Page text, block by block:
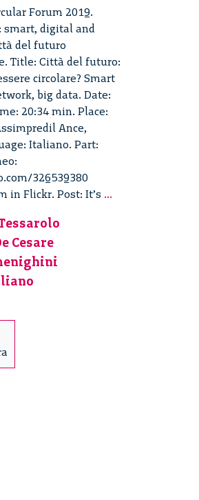
Forum 2019.
smart, digital and
del futuro
Title: Città del futuro:
circolare? Smart
big data. Date:
20:34 min. Place:
Ance,
Italiano. Part:
326539380
in Flickr. Post: It’s ...
Cesare